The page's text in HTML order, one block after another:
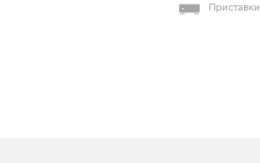
Приставки